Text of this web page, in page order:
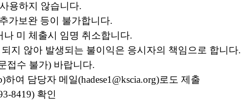
용하지 않습니다.
추가보완 등이 불가합니다.
나 미 체출시 임명 취소합니다.
지 않아 발생되는 불이익은 응시자의 책임으로 합니다.
접수 불가) 바랍니다.
하여 담당자 메일(hadese1@kscia.org)로도 제출
8419) 확인